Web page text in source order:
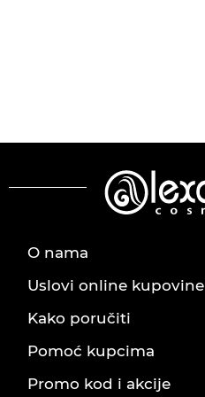
O nama
Uslovi online kupovine
Kako poručiti
Pomoć kupcima
Promo kod i akcije